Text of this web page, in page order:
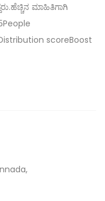
ಮಾಹಿತಿಗಾಗಿ
scoreBoost